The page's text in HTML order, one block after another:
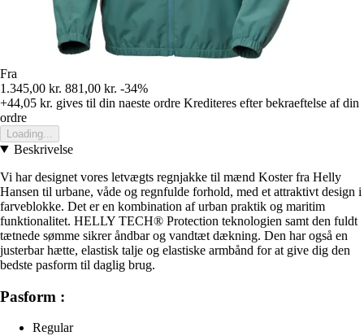
Fra
1.345,00 kr. 881,00 kr. -34%
+44,05 kr. gives til din naeste ordre Krediteres efter bekraeftelse af din
ordre
Loading...
Beskrivelse
Vi har designet vores letvægts regnjakke til mænd Koster fra Helly
Hansen til urbane, våde og regnfulde forhold, med et attraktivt design i
farveblokke. Det er en kombination af urban praktik og maritim
funktionalitet. HELLY TECH® Protection teknologien samt den fuldt
tætnede sømme sikrer åndbar og vandtæt dækning. Den har også en
justerbar hætte, elastisk talje og elastiske armbånd for at give dig den
bedste pasform til daglig brug.
Pasform :
Regular